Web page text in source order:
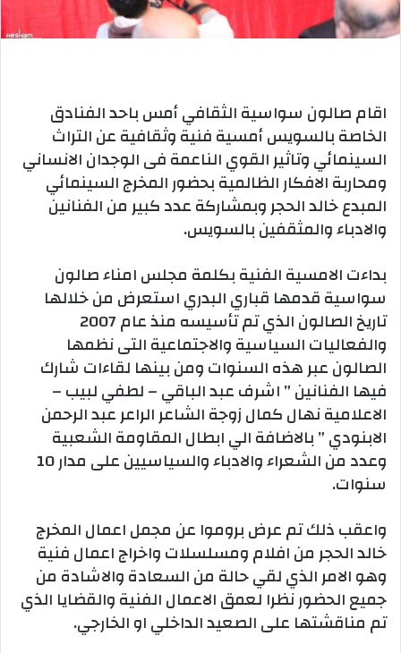
اقام صالون سواسية الثقافي أمس باحد الفنادق
الخاصة بالسويس أمسية فنية وثقافية عن التراث
السينمائي وتاثير القوي الناعمة فى الوجدان الانساني
ومحاربة الافكار الظالمية بحضور المخرج السينمائي
المبدع خالد الحجر وبمشاركة عدد كبير من الفنانين
والادباء والمثقفين بالسويس.
بداءت الامسية الفنية بكلمة مجلس امناء صالون
سواسية قدمها قباري البدري استعرض من خلالها
تاريخ الصالون الذي تم تأسيسه منذ عام 2007
والفعاليات السياسية والاجتماعية التى نظمها
الصالون عبر هذه السنوات ومن بينها لقاءات شارك
فيها الفنانين ” اشرف عبد الباقي – لطفي لبيب –
الاعلامية نهال كمال زوجة الشاعر الراعر عبد الرحمن
الابنودي ” بالاضافة الي ابطال المقاومة الشعبية
وعدد من الشعراء والادباء والسياسيين على مدار 10
سنوات.
واعقب ذلك تم عرض بروموا عن مجمل اعمال المخرج
خالد الحجر من افلام ومسلسلات واخراج اعمال فنية
وهو الامر الذي لقي حالة من السعادة والاشادة من
جميع الحضور نظرا لعمق الاعمال الفنية والقضايا الذي
تم مناقشتها على الصعيد الداخلي او الخارجي.